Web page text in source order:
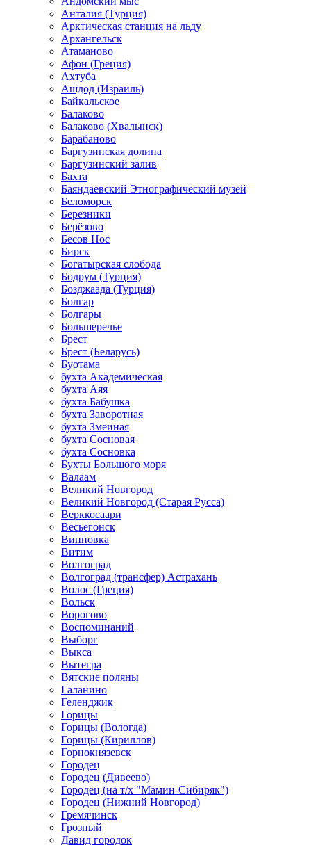
Анталия (Турция)
Арктическая станция на льду
Архангельск
Атаманово
Афон (Греция)
Ахтуба
Ашдод (Израиль)
Байкальское
Балаково
Балаково (Хвалынск)
Барабаново
Баргузинская долина
Баргузинский залив
Бахта
Баяндаевский Этнографический музей
Беломорск
Березники
Берёзово
Бесов Нос
Бирск
Богатырская слобода
Бодрум (Турция)
Бозджаада (Турция)
Болгар
Болгары
Большеречье
Брест
Брест (Беларусь)
Буотама
бухта Академическая
бухта Аяя
бухта Бабушка
бухта Заворотная
бухта Змеиная
бухта Сосновая
бухта Сосновка
Бухты Большого моря
Валаам
Великий Новгород
Великий Новгород (Старая Русса)
Верккосаари
Весьегонск
Винновка
Витим
Волгоград
Волгоград (трансфер) Астрахань
Волос (Греция)
Вольск
Ворогово
Воспоминаний
Выборг
Выкса
Вытегра
Вятские поляны
Галанино
Геленджик
Горицы
Горицы (Вологда)
Горицы (Кириллов)
Горнокнязевск
Городец
Городец (Дивеево)
Городец (на т/х "Мамин-Сибиряк")
Городец (Нижний Новгород)
Гремячинск
Грозный
Давид городок